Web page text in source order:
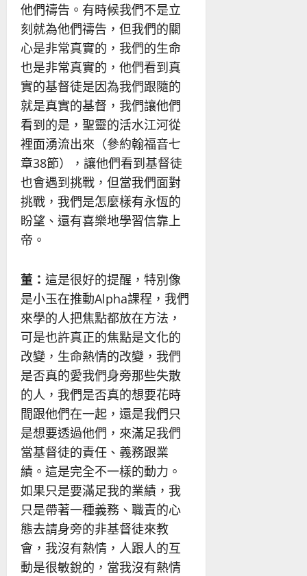
他們禱告。有時候我們不是立
刻就為他們禱告，但我們的關
心是非常真實的，我們的生命
也是非常真實的，他們看到真
實的基督徒是因為我們跟隨的
就是真實的基督，我們讓他們
看到的是，聖靈的活水江河從
裡面湧流出來（參約翰福音七
章38節），讓他們看到基督徒
也會遇到挑戰，但當我們面對
挑戰，我們是怎麼樣有永恆的
盼望、還有喜樂地學習信靠上
帝。
董： 這是很好的提醒，特別像
是小玉在推動Alpha課程，我們
來學的人把焦點都放在方法，
可是也許真正的焦點是文化的
改變，生命熱情的改變，我們
是否真的愛我們身旁那些失散
的人，我們是否真的想要花時
間跟他們在一起，還是我們只
是想要透過他們，來滿足我們
當基督徒的責任、義務跟業
績。這是完全不一樣的動力。
如果只是要滿足我的業績，我
只是帶著一種義務、職責的心
態去請身旁的非基督徒來教
會，我沒有熱情，人跟人的互
動是很敏銳的，當我沒有熱情